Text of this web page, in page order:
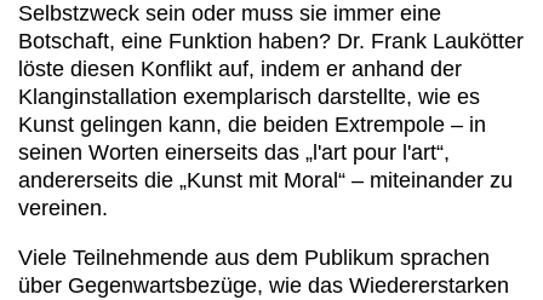
Selbstzweck sein oder muss sie immer eine
Botschaft, eine Funktion haben? Dr. Frank Laukötter
löste diesen Konflikt auf, indem er anhand der
Klanginstallation exemplarisch darstellte, wie es
Kunst gelingen kann, die beiden Extrempole – in
seinen Worten einerseits das „l'art pour l'art“,
andererseits die „Kunst mit Moral“ – miteinander zu
vereinen.
Viele Teilnehmende aus dem Publikum sprachen
über Gegenwartsbezüge, wie das Wiedererstarken